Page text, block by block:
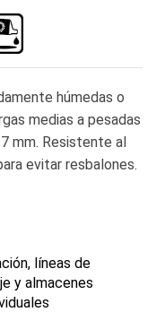
húmedas o
medias a pesadas
mm. Resistente al
evitar resbalones.
líneas de
y almacenes